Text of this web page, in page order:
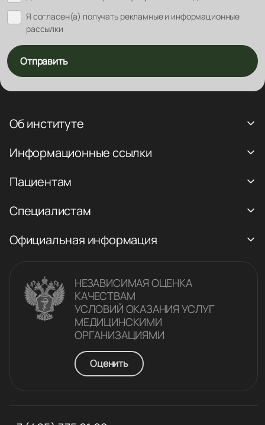
Я согласен(а) получать рекламные и информационные
рассылки
Отправить
Об институте
Информационные ссылки
Пациентам
Специалистам
Официальная информация
НЕЗАВИСИМАЯ ОЦЕНКА
КАЧЕСТВАM
УСЛОВИЙ ОКАЗАНИЯ УСЛУГ
МЕДИЦИНСКИМИ
ОРГАНИЗАЦИЯМИ
Оценить